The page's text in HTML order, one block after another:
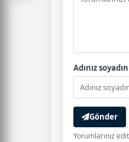
Adınız
Gönder
Yorumlarınız